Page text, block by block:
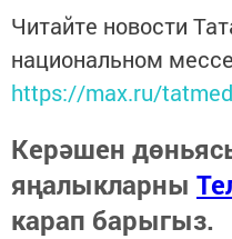
Читайте новости
национальном
https://max.ru/
Керәшен
яңалыкларны
карап барыгыз.